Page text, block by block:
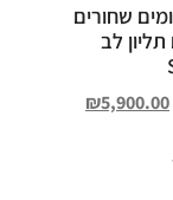
שחורים
לב
₪5,900.00